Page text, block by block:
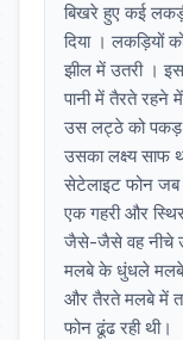
बिखरे हुए कई
दिया । लकड़ियों
झील में उतरी ।
पानी में तैरते रहने
उस लट्ठे को पकड़
उसका लक्ष्य साफ
सेटेलाइट फोन
एक गहरी और
जैसे-जैसे वह नीचे
मलबे के धुंधले
और तैरते मलबे में
फोन ढूंढ रही थी।